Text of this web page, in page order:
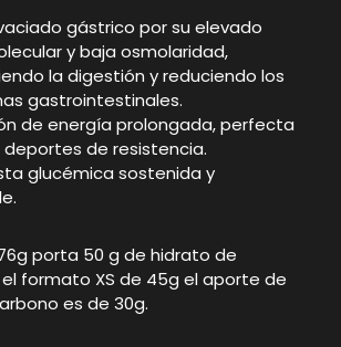
gástrico por su elevado
y baja osmolaridad,
la digestión y reduciendo los
gastrointestinales.
de energía prolongada, perfecta
de resistencia.
glucémica sostenida y
porta 50 g de hidrato de
formato XS de 45g el aporte de
es de 30g.